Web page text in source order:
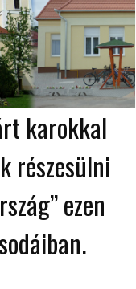
karokkal
részesülni
ezen